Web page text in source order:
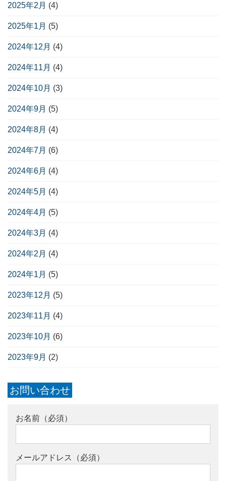
2025年2月 (4)
2025年1月 (5)
2024年12月 (4)
2024年11月 (4)
2024年10月 (3)
2024年9月 (5)
2024年8月 (4)
2024年7月 (6)
2024年6月 (4)
2024年5月 (4)
2024年4月 (5)
2024年3月 (4)
2024年2月 (4)
2024年1月 (5)
2023年12月 (5)
2023年11月 (4)
2023年10月 (6)
2023年9月 (2)
お問い合わせ
お名前（必須）
メールアドレス（必須）